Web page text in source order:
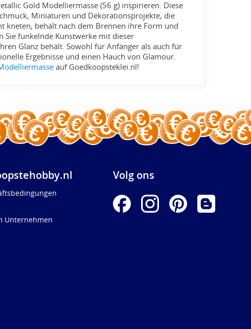
Gold Modelliermasse (56 g) inspirieren. Diese
Miniaturen und Dekorationsprojekte, die
kneten, behält nach dem Brennen ihre Form und
Sie funkelnde Kunstwerke mit dieser
Glanz behält. Sowohl für Anfänger als auch für
Ergebnisse und einen Hauch von Glamour.
auf Goedkoopsteklei.nl!
Unternehmen
Volg ons